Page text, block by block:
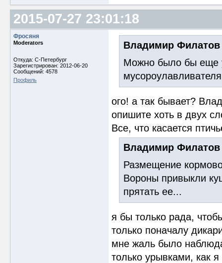
2015-07-27 23:01:18
Фросяня
Moderators
Откуда: С-Петербург
Зарегистрирован: 2012-06-20
Сообщений: 4578
Профиль
Владимир
Можно было бы еще
ого! а так бывает?
опишите хоть в двух
Все, что касается
Владимир
Размещение
Вороны привыкли
прятать ее...
я бы только рада,
только поначалу
мне жаль было
только урывками, как